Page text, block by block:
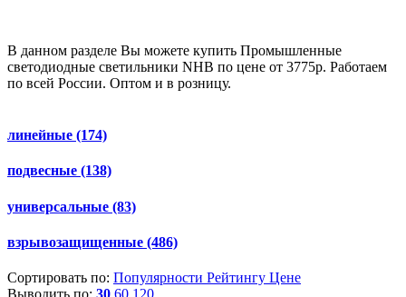
В данном разделе Вы можете купить Промышленные
светодиодные светильники NHB по цене от 3775р. Работаем
по всей России. Оптом и в розницу.
линейные (174)
подвесные (138)
универсальные (83)
взрывозащищенные (486)
Сортировать по: Популярности Рейтингу Цене